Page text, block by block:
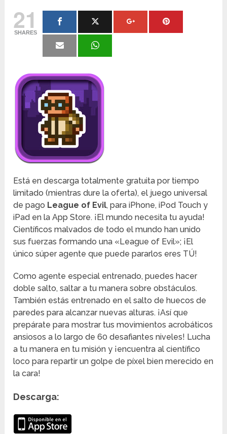
21
SHARES
Está en descarga totalmente gratuita por tiempo
limitado (mientras dure la oferta), el juego universal
de pago League of Evil, para iPhone, iPod Touch y
iPad en la App Store. ¡El mundo necesita tu ayuda!
Científicos malvados de todo el mundo han unido
sus fuerzas formando una «League of Evil»; ¡El
único súper agente que puede pararlos eres TÚ!
Como agente especial entrenado, puedes hacer
doble salto, saltar a tu manera sobre obstáculos.
También estás entrenado en el salto de huecos de
paredes para alcanzar nuevas alturas. ¡Así que
prepárate para mostrar tus movimientos acrobáticos
ansiosos a lo largo de 60 desafiantes niveles! Lucha
a tu manera en tu misión y ¡encuentra al científico
loco para repartir un golpe de píxel bien merecido en
la cara!
Descarga: